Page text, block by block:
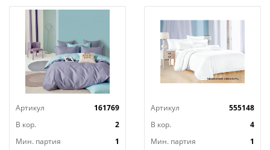
Артикул
161769
В кор.
2
Мин. партия
1
Артикул
555148
В кор.
4
Мин. партия
1